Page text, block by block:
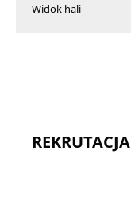
REKRUTACJA
Widok hali